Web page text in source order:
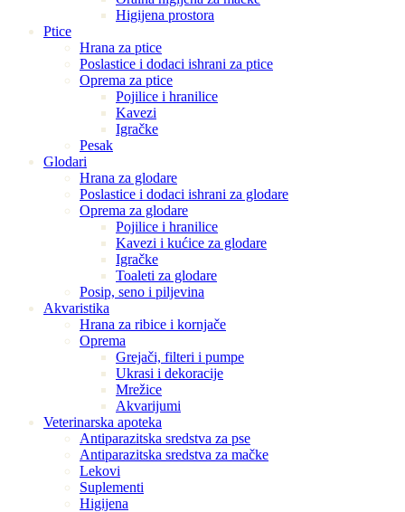
Higijena prostora
Ptice
Hrana za ptice
Poslastice i dodaci ishrani za ptice
Oprema za ptice
Pojilice i hranilice
Kavezi
Igračke
Pesak
Glodari
Hrana za glodare
Poslastice i dodaci ishrani za glodare
Oprema za glodare
Pojilice i hranilice
Kavezi i kućice za glodare
Igračke
Toaleti za glodare
Posip, seno i piljevina
Akvaristika
Hrana za ribice i kornjače
Oprema
Grejači, filteri i pumpe
Ukrasi i dekoracije
Mrežice
Akvarijumi
Veterinarska apoteka
Antiparazitska sredstva za pse
Antiparazitska sredstva za mačke
Lekovi
Suplementi
Higijena